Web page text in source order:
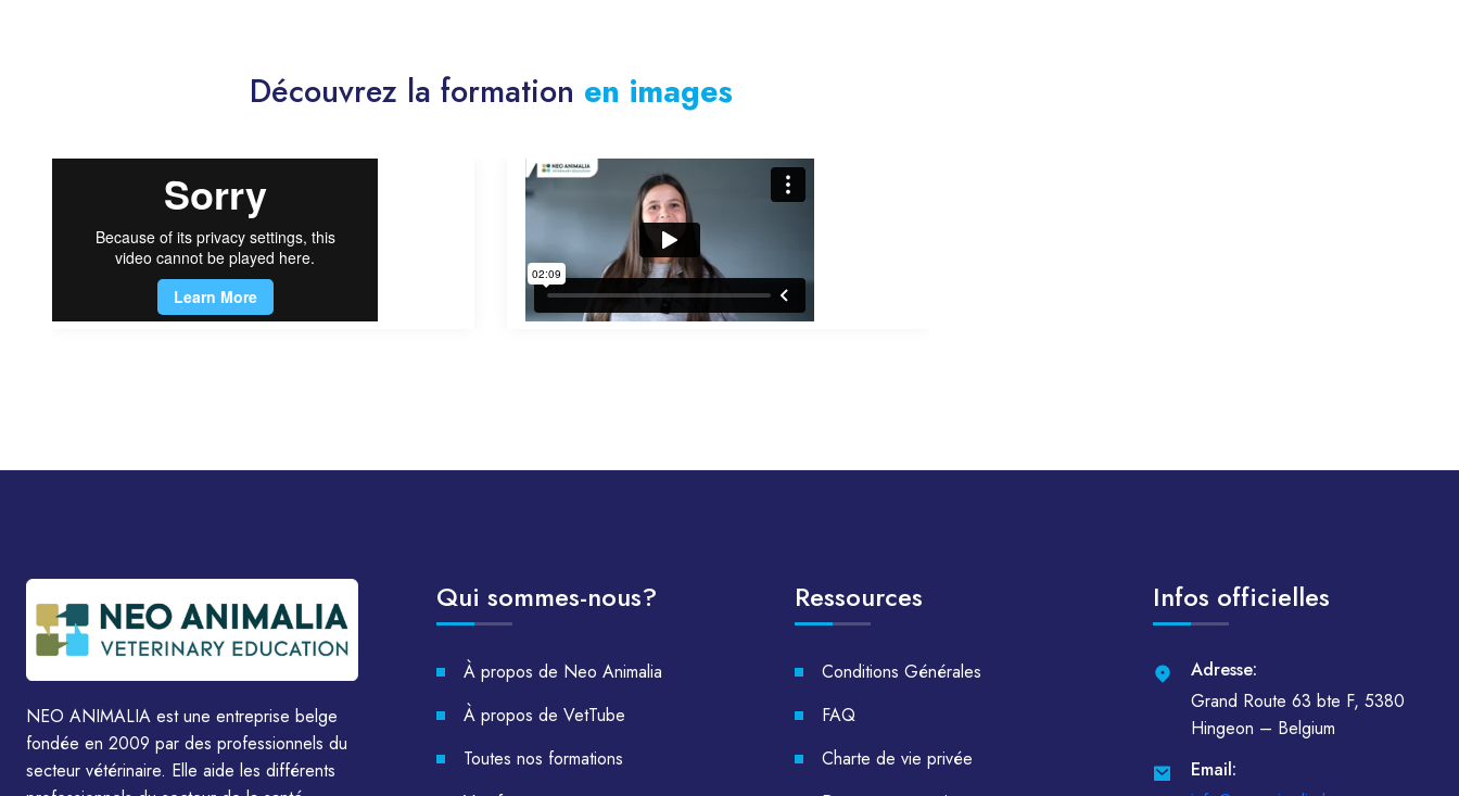
Découvrez la formation en images
NEO ANIMALIA est une entreprise belge
fondée en 2009 par des professionnels du
secteur vétérinaire. Elle aide les différents
Qui sommes-nous?
À propos de Neo Animalia
À propos de VetTube
Toutes nos formations
Ressources
Conditions Générales
FAQ
Charte de vie privée
Infos officielles
Adresse:
Grand Route 63 bte F, 5380
Hingeon – Belgium
Email: